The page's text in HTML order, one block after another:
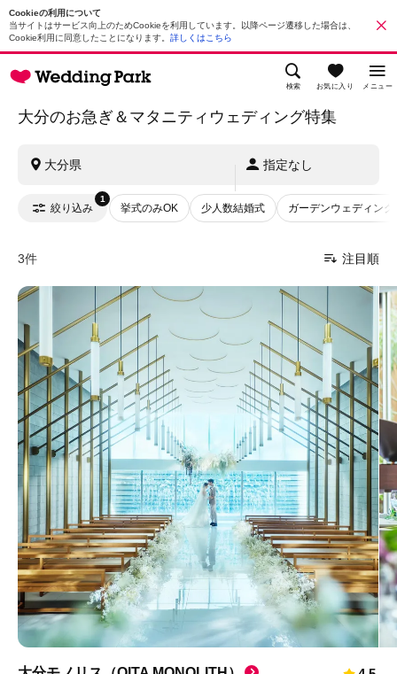
Cookieの利用について
当サイトはサービス向上のためCookieを利用しています。以降ページ遷移した場合は、
Cookie利用に同意したことになります。 詳しくはこちら
検索 お気に入り メニュー
大分のお急ぎ＆マタニティウェディング特集
大分県 指定なし
絞り込み
1
挙式のみOK 少人数結婚式 ガーデンウェディング
3件 注目順